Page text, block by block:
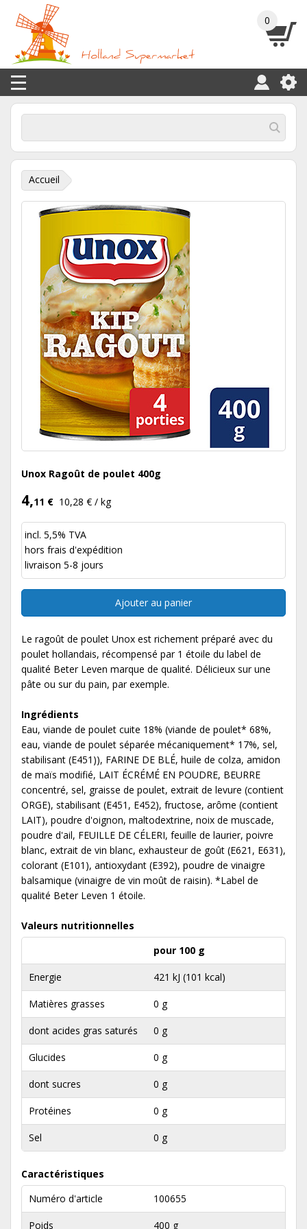
0
Accueil
Unox Ragoût de poulet 400g
4,11 € 10,28 € / kg
incl. 5,5% TVA
hors frais d'expédition
livraison 5-8 jours
Ajouter au panier
Le ragoût de poulet Unox est richement préparé avec du
poulet hollandais, récompensé par 1 étoile du label de
qualité Beter Leven marque de qualité. Délicieux sur une
pâte ou sur du pain, par exemple.
Ingrédients
Eau, viande de poulet cuite 18% (viande de poulet* 68%,
eau, viande de poulet séparée mécaniquement* 17%, sel,
stabilisant (E451)), FARINE DE BLÉ, huile de colza, amidon
de maïs modifié, LAIT ÉCRÉMÉ EN POUDRE, BEURRE
concentré, sel, graisse de poulet, extrait de levure (contient
ORGE), stabilisant (E451, E452), fructose, arôme (contient
LAIT), poudre d'oignon, maltodextrine, noix de muscade,
poudre d'ail, FEUILLE DE CÉLERI, feuille de laurier, poivre
blanc, extrait de vin blanc, exhausteur de goût (E621, E631),
colorant (E101), antioxydant (E392), poudre de vinaigre
balsamique (vinaigre de vin moût de raisin). *Label de
qualité Beter Leven 1 étoile.
Valeurs nutritionnelles
pour 100 g
Energie 421 kJ (101 kcal)
Matières grasses 0 g
dont acides gras saturés 0 g
Glucides 0 g
dont sucres 0 g
Protéines 0 g
Sel 0 g
Caractéristiques
Numéro d'article
100655
Poids 400 g